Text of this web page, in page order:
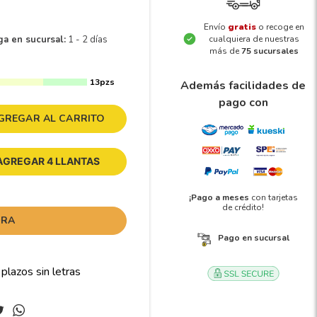
en sucursal: 1 - 2 días
13pzs
AL CARRITO
4 LLANTAS
Envío gratis o recoge en
cualquiera de nuestras
más de75 sucursales
Además facilidades de
pago con
¡Pago a meses con tarjetas
de crédito!
Pago en sucursal